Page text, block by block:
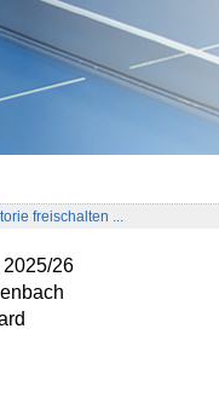
freischalten ...
26